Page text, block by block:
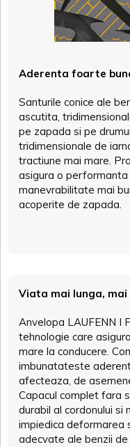
Aderenta foarte
Santurile conice ale
ascutita,
pe zapada si pe
tridimensionale de
tractiune mai mare.
asigura o
manevrabilitate mai
acoperite de zapada.
Viata mai lunga,
Anvelopa LAUFENN I
tehnologie care
mare la conducere.
imbunatateste
afecteaza, de
Capacul complet fara
durabil al cordonului si
impiedica deformarea
adecvate ale benzii de